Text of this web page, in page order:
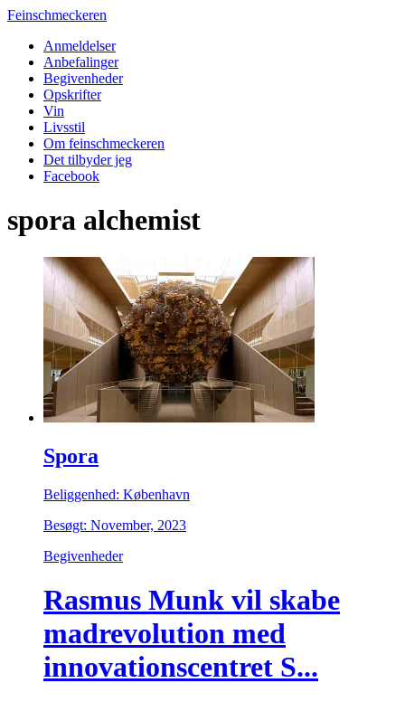
Feinschmeckeren
Anmeldelser
Anbefalinger
Begivenheder
Opskrifter
Vin
Livsstil
Om feinschmeckeren
Det tilbyder jeg
Facebook
spora alchemist
Spora
Beliggenhed: København
Besøgt: November, 2023
Begivenheder
Rasmus Munk vil skabe
madrevolution med
innovationscentret S...